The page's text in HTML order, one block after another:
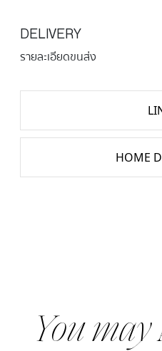
DELIVERY
รายละเอียดขนส่ง
HOME
You may